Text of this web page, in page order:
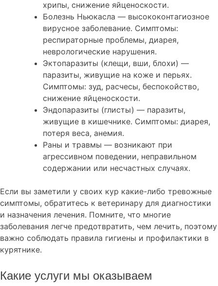
хрипы, снижение яйценоскости.
Болезнь Ньюкасла — высококонтагиозное
вирусное заболевание. Симптомы:
респираторные проблемы, диарея,
неврологические нарушения.
Эктопаразиты (клещи, вши, блохи) —
паразиты, живущие на коже и перьях.
Симптомы: зуд, расчесы, беспокойство,
снижение яйценоскости.
Эндопаразиты (глисты) — паразиты,
живущие в кишечнике. Симптомы: диарея,
потеря веса, анемия.
Раны и травмы — возникают при
агрессивном поведении, неправильном
содержании или несчастных случаях.
Если вы заметили у своих кур какие-либо тревожные
симптомы, обратитесь к ветеринару для диагностики
и назначения лечения. Помните, что многие
заболевания легче предотвратить, чем лечить, поэтому
важно соблюдать правила гигиены и профилактики в
курятнике.
Какие услуги мы оказываем